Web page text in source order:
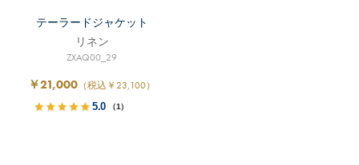
テーラードジャケット
リネン
ZXAQ00_29
￥21,000 （税込￥23,100）
5.0 （1）